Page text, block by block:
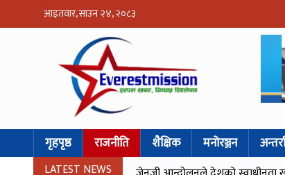
आइतवार, साउन २४, २०८३
गृहपृष्ठ राजनीति शैक्षिक मनोरञ्जन
LATEST NEWS